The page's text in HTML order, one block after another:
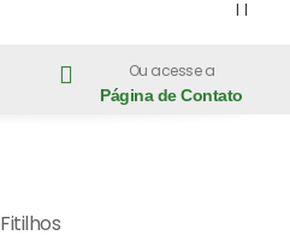
Ou acesse a
Página de Contato
Fitilhos